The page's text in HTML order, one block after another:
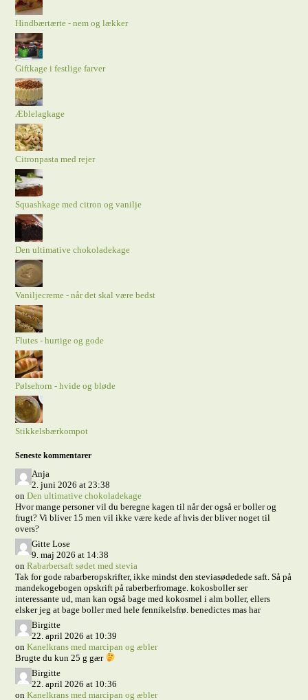
Hindbærtærte - nem og lækker
Giftkage i festlige farver
Æblelagkage
Citronpasta med rejer
Squashkage med citron og vanilje
Den ultimative chokoladekage
Vaniljecreme - når det skal være bedst
Flutes - hurtige og gode
Pølsehorn - hvide og bløde
Stikkelsbærkompot
Seneste kommentarer
Anja
2. juni 2026 at 23:38
onDen ultimative chokoladekage
Hvor mange personer vil du beregne kagen til når der også er boller og
frugt? Vi bliver 15 men vil ikke være kede af hvis der bliver noget til
overs?
Gitte Lose
9. maj 2026 at 14:38
onRabarbersaft sødet med stevia
Tak for gode rabarberopskrifter, ikke mindst den steviasødedede saft. Så på
mandekogebogen opskrift på raberberfromage. kokosboller ser
interessante ud, man kan også bage med kokosmel i alm boller, ellers
elsker jeg at bage boller med hele fennikelsfrø. benedictes mas har
Birgitte
22. april 2026 at 10:39
onKanelkrans med marcipan og æbler
Brugte du kun 25 g gær
Birgitte
22. april 2026 at 10:36
onKanelkrans med marcipan og æbler